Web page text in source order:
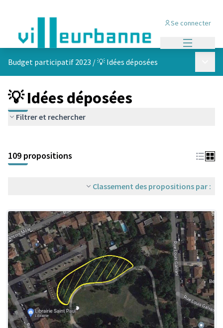
Se connecter
Budget participatif 2023 /💡 Idées déposées
💡 Idées déposées
Filtrer et rechercher
+
−
109 propositions
Classement des propositions par :